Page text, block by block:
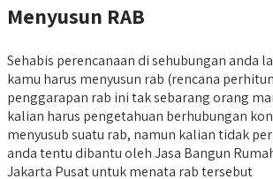
Menyusun RAB
Sehabis perencanaan di sehubungan anda
kamu harus menyusun rab (rencana
penggarapan rab ini tak sebarang orang
kalian harus pengetahuan berhubungan
menyusub suatu rab, namun kalian tidak
anda tentu dibantu oleh Jasa Bangun
Jakarta Pusat untuk menata rab tersebut